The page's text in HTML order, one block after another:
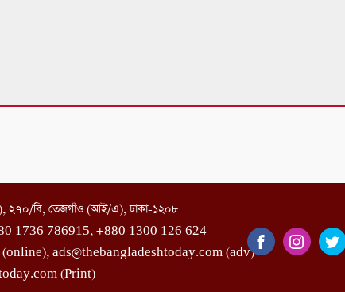
২৭০/বি, তেজগাঁও (আই/এ), ঢাকা-১২০৮
1736 786915, +880 1300 126 624
ads@thebangladeshtoday.com (adv)
(Print)